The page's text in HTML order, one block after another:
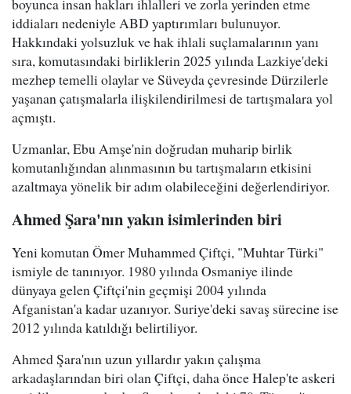
boyunca insan hakları ihlalleri ve zorla yerinden etme
iddiaları nedeniyle ABD yaptırımları bulunuyor.
Hakkındaki yolsuzluk ve hak ihlali suçlamalarının yanı
sıra, komutasındaki birliklerin 2025 yılında Lazkiye'deki
mezhep temelli olaylar ve Süveyda çevresinde Dürzilerle
yaşanan çatışmalarla ilişkilendirilmesi de tartışmalara yol
açmıştı.
Uzmanlar, Ebu Amşe'nin doğrudan muharip birlik
komutanlığından alınmasının bu tartışmaların etkisini
azaltmaya yönelik bir adım olabileceğini değerlendiriyor.
Ahmed Şara'nın yakın isimlerinden biri
Yeni komutan Ömer Muhammed Çiftçi, "Muhtar Türki"
ismiyle de tanınıyor. 1980 yılında Osmaniye ilinde
dünyaya gelen Çiftçi'nin geçmişi 2004 yılında
Afganistan'a kadar uzanıyor. Suriye'deki savaş sürecine ise
2012 yılında katıldığı belirtiliyor.
Ahmed Şara'nın uzun yıllardır yakın çalışma
arkadaşlarından biri olan Çiftçi, daha önce Halep'te askeri